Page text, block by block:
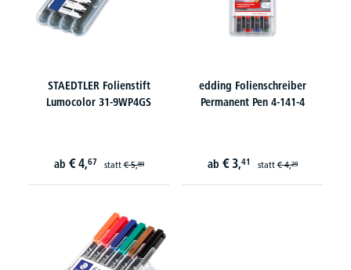
STAEDTLER Folienstift
Lumocolor 31-9WP4GS
ab € 4,67 statt€ 5,89
edding Folienschreiber
Permanent Pen 4-141-4
ab € 3,41 statt€ 4,29